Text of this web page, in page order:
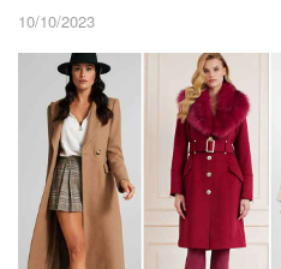
10/10/2023